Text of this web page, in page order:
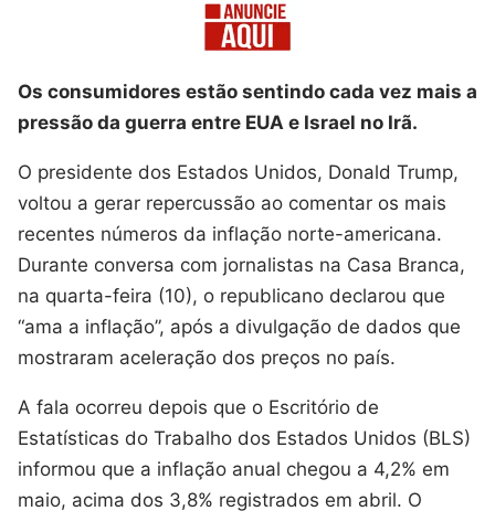
Os consumidores estão sentindo cada vez mais a
pressão da guerra entre EUA e Israel no Irã.
O presidente dos Estados Unidos, Donald Trump,
voltou a gerar repercussão ao comentar os mais
recentes números da inflação norte-americana.
Durante conversa com jornalistas na Casa Branca,
na quarta-feira (10), o republicano declarou que
“ama a inflação”, após a divulgação de dados que
mostraram aceleração dos preços no país.
A fala ocorreu depois que o Escritório de
Estatísticas do Trabalho dos Estados Unidos (BLS)
informou que a inflação anual chegou a 4,2% em
maio, acima dos 3,8% registrados em abril. O